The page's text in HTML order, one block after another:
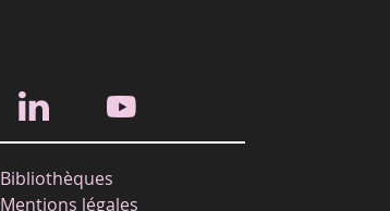
Bibliothèques
Mentions légales